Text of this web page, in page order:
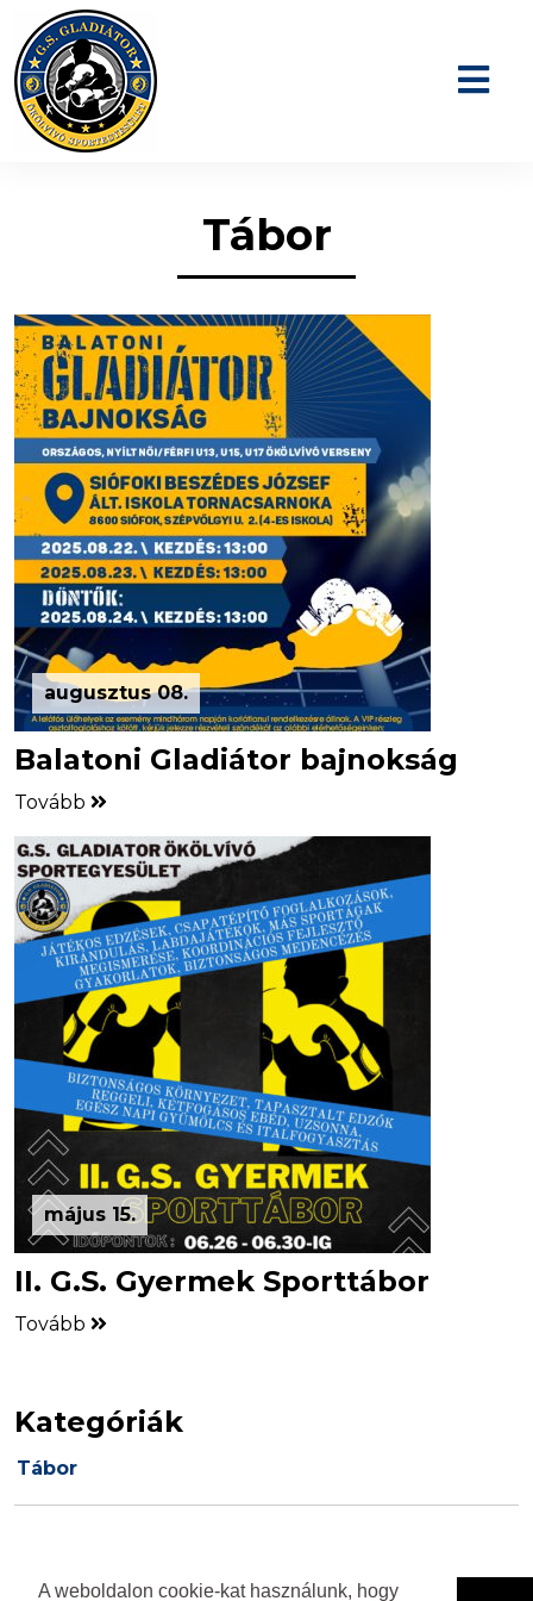
A weboldalon cookie-kat használunk, hogy
Tábor
augusztus 08.
Balatoni Gladiátor bajnokság
Tovább
május 15.
II. G.S. Gyermek Sporttábor
Tovább
Kategóriák
Tábor